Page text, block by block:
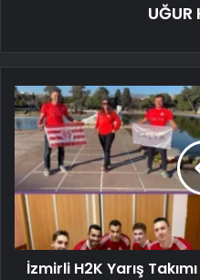
UĞUR
İzmirli H2K Yarış